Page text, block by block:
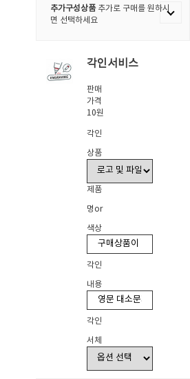
추가구성상품추가로 구매를 원하시
면 선택하세요
각인서비스
판매
가격
10원
각인
상품
제품
명or
색상
각인
내용
각인
서체